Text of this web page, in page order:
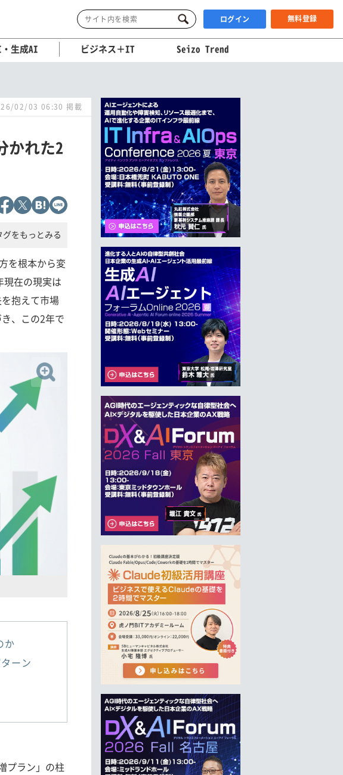
ログイン 無料登録
生成AI ビジネス＋IT Seizo Trend
02/03 06:30 掲載
かれた2
グをもっとみる
を根本から変
現在の現実は
抱えて市場
、この2年で
か
ーン
プラン」の柱